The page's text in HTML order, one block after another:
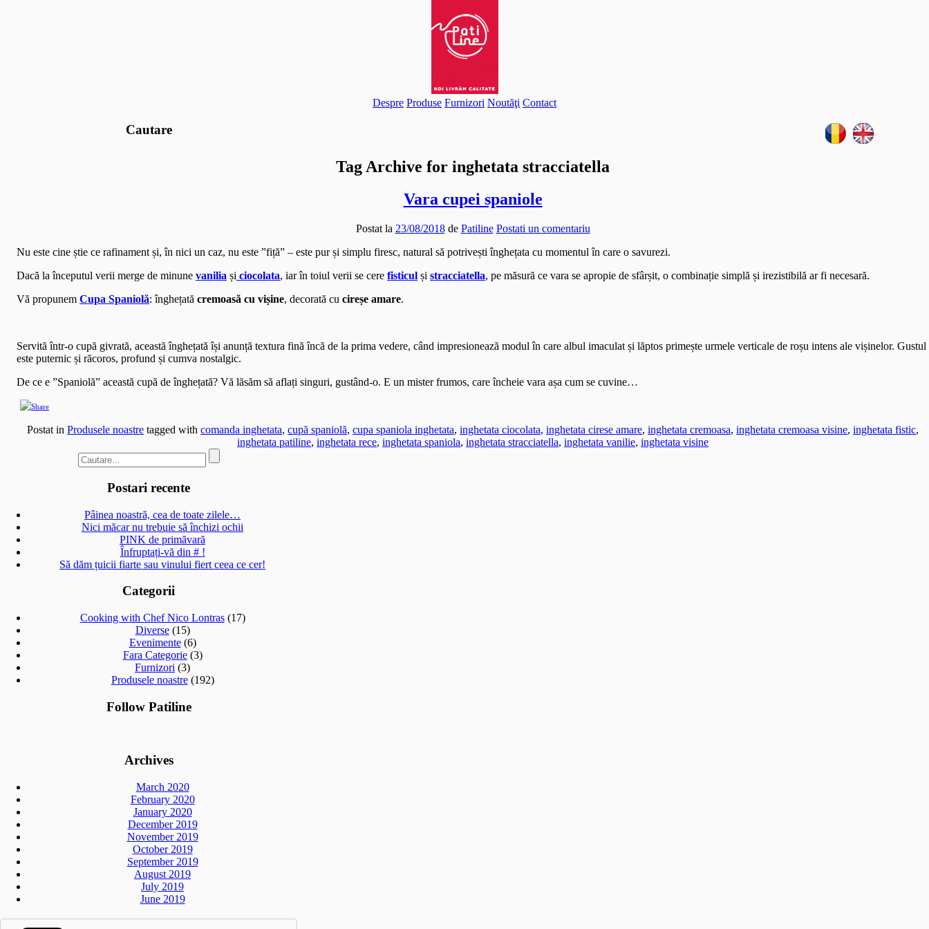
Despre Produse Furnizori Noutăţi Contact
Tag Archive for inghetata stracciatella
Vara cupei spaniole
Postat la 23/08/2018 de Patiline Postati un comentariu
Nu este cine știe ce rafinament și, în nici un caz, nu este ”fiță” – este pur și simplu firesc, natural să potrivești înghețata cu momentul în care o savurezi.
Dacă la începutul verii merge de minune vanilia și ciocolata, iar în toiul verii se cere fisticul și stracciatella, pe măsură ce vara se apropie de sfârșit, o combinație simplă și irezistibilă ar fi necesară.
Vă propunem Cupa Spaniolă: înghețată cremoasă cu vișine, decorată cu cireșe amare.
Servită într-o cupă givrată, această înghețată își anunță textura fină încă de la prima vedere, când impresionează modul în care albul imaculat și lăptos primește urmele verticale de roșu intens ale vișinelor. Gustul
este puternic și răcoros, profund și cumva nostalgic.
De ce e ”Spaniolă” această cupă de înghețată? Vă lăsăm să aflați singuri, gustând-o. E un mister frumos, care încheie vara așa cum se cuvine…
Postat in Produsele noastre tagged with comanda inghetata, cupă spaniolă, cupa spaniola inghetata, inghetata ciocolata, inghetata cirese amare, inghetata cremoasa, inghetata cremoasa visine, inghetata fistic,
inghetata patiline, inghetata rece, inghetata spaniola, inghetata stracciatella, inghetata vanilie, inghetata visine
Cautare
Postari recente
Pâinea noastră, cea de toate zilele…
Nici măcar nu trebuie să închizi ochii
PINK de primăvară
Înfruptați-vă din # !
Să dăm țuicii fiarte sau vinului fiert ceea ce cer!
Categorii
Cooking with Chef Nico Lontras(17)
Diverse(15)
Evenimente(6)
Fara Categorie(3)
Furnizori (3)
Produsele noastre(192)
Follow Patiline
Archives
March 2020
February 2020
January 2020
December 2019
November 2019
October 2019
September 2019
August 2019
July 2019
June 2019
(function(i,s,o,g,r,a,m){i['GoogleAnalyticsObject']=r;i[r]=i[r]||function(){ (i[r].q=i[r].q||[]).push(arguments)},i[r].l=1*new Date();a=s.createElement(o), m=s.getElementsByTagName(o)
[0];a.async=1;a.src=g;m.parentNode.insertBefore(a,m) })(window,document,'script','//www.google-analytics.com/analytics.js','ga'); ga('create', 'UA-46085358-1', 'patiline.ro'); ga('send', 'pageview');